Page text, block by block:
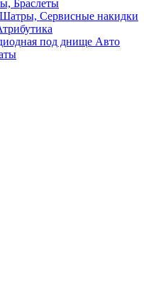
Браслеты
Сервисные накидки
под днище Авто